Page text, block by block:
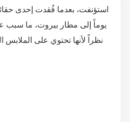
استؤنفت، بعدما فُقدت إحدى
يوماً إلى مطار بيروت، ما سبب
نظراً لأنها تحتوي على الملابس